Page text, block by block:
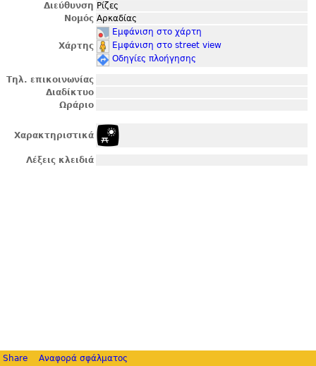
Διεύθυνση Ρίζες
Νομός Αρκαδίας
Χάρτης
Εμφάνιση στο χάρτη
Εμφάνιση στο street view
Οδηγίες πλοήγησης
Τηλ. επικοινωνίας
Διαδίκτυο
Ωράριο
Χαρακτηριστικά
Λέξεις κλειδιά
Share Αναφορά σφάλματος